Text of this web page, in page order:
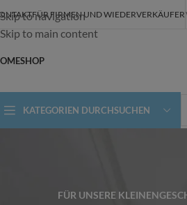
Skip to navigation
Skip to main content
FÜR FIRMEN UND WIEDERVERKÄUFER
SHOP
KATEGORIEN DURCHSUCHEN
FÜR UNSERE KLEINEN